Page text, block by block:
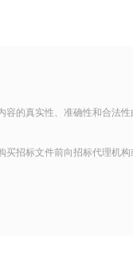
的真实性、准确性和合法
招标文件前向招标代理机